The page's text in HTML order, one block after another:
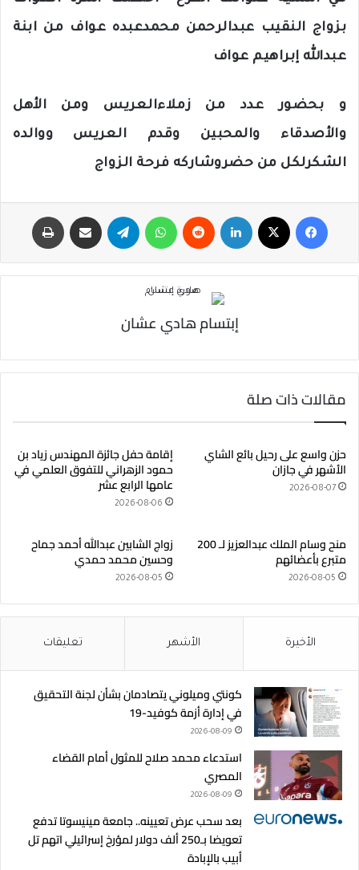
ا
ت
ن
ا
بزواج النقيب عبدالرحمن محمدعبده عواف من ابنة
عبدالله إبراهيم عواف
و بحضور عدد من زملاءالعريس ومن الأهل
والأصدقاء والمحبين وقدم العريس ووالده
الشكرلكل من حضروشاركه فرحة الزواج
إبتسام هادي عشان
مقالات ذات صلة
حزن واسع على رحيل بائع الشاي
الأشهر في جازان
2026-08-07
إقامة حفل جائزة المهندس زياد بن
حمود الزهراني للتفوق العلمي في
عامها الرابع عشر
2026-08-06
منح وسام الملك عبدالعزيز لـ 200
متبرع بأعضائهم
2026-08-05
زواج الشابين عبدالله أحمد جماح
وحسين محمد حمدي
2026-08-05
الأخيرة الأشهر تعليقات
كونتي وميلوني يتصادمان بشأن لجنة التحقيق
في إدارة أزمة كوفيد-19
2026-08-09
استدعاء محمد صلاح للمثول أمام القضاء
المصري
2026-08-09
بعد سحب عرض تعيينه.. جامعة مينيسوتا تدفع
تعويضا بـ250 ألف دولار لمؤرخ إسرائيلي اتهم تل
أبيب بالإبادة